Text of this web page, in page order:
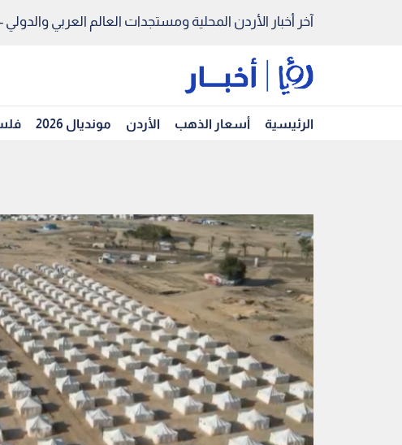
آخر أخبار الأردن المحلية ومستجدات العالم العربي والدولي -
الرئيسية أسعار الذهب الأردن مونديال 2026